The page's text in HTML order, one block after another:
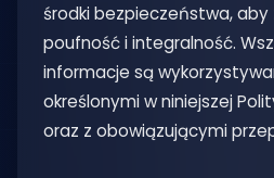
środki bezpieczeństwa, aby
poufność i integralność.
informacje są
określonymi w niniejszej
oraz z obowiązującymi